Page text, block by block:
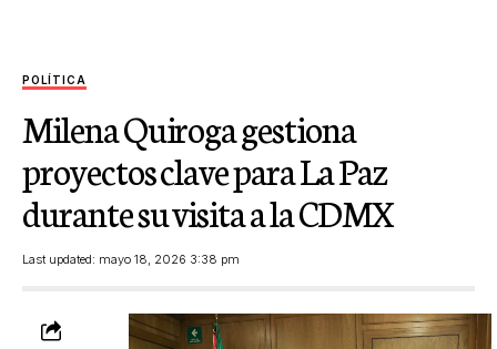
POLÍTICA
Milena Quiroga gestiona
proyectos clave para La Paz
durante su visita a la CDMX
Last updated: mayo 18, 2026 3:38 pm